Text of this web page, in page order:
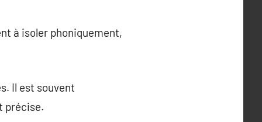
à isoler phoniquement,
Il est souvent
précise.